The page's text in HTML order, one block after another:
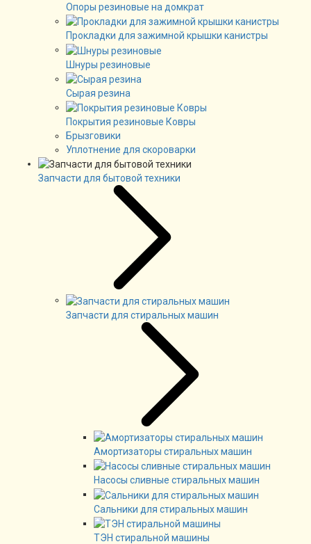
Опоры резиновые на домкрат
Прокладки для зажимной крышки канистры
Шнуры резиновые
Сырая резина
Покрытия резиновые Ковры
Брызговики
Уплотнение для скороварки
Запчасти для бытовой техники
Запчасти для стиральных машин
Амортизаторы стиральных машин
Насосы сливные стиральных машин
Сальники для стиральных машин
ТЭН стиральной машины